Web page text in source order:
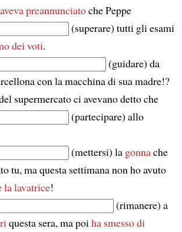
aveva preannunciatoche Peppe
(superare) tutti gli esami
dei voti.
(guidare) da
con la macchina di sua madre!?
supermercato ci avevano detto che
(partecipare) allo
(mettersi) la gonnache
tu, ma questa settimana non ho avuto
la lavatrice!
(rimanere) a
questa sera, ma poi ha smesso di